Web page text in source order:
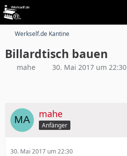
Werkself.de Kantine
Billardtisch bauen
mahe 30. Mai 2017 um 22:30
mahe
Anfänger
30. Mai 2017 um 22:30